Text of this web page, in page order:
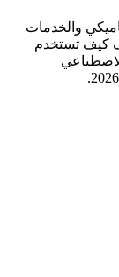
والخدمات
كيف تستخدم